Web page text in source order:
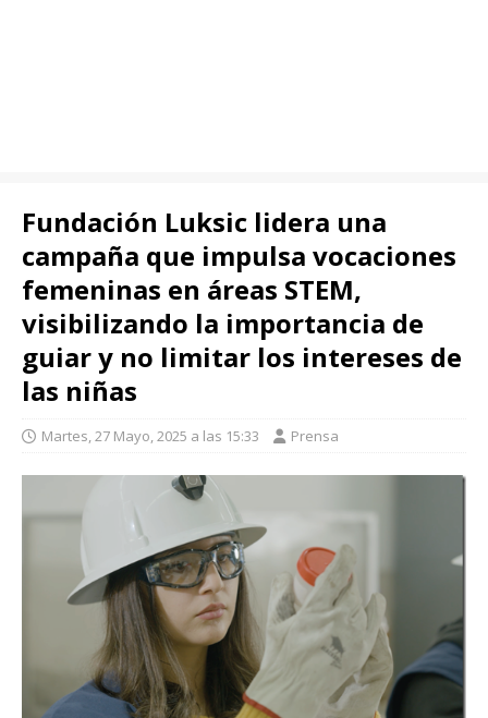
Fundación Luksic lidera una
campaña que impulsa vocaciones
femeninas en áreas STEM,
visibilizando la importancia de
guiar y no limitar los intereses de
las niñas
Martes, 27 Mayo, 2025 a las 15:33 Prensa